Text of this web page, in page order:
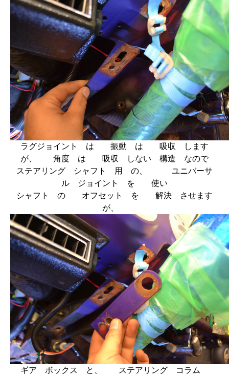
ラグジョイント は 振動 は 吸収 します
が、 角度 は 吸収 しない 構造 なので
ステアリング シャフト 用 の、 ユニバーサ
ル ジョイント を 使い
シャフト の オフセット を 解決 させます
が、
ギア ボックス と、 ステアリング コラム